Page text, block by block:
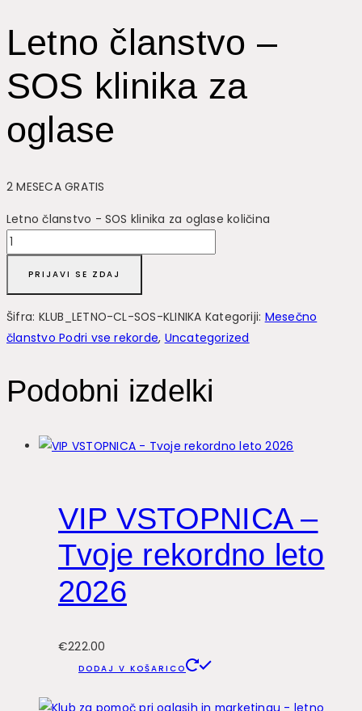
Letno članstvo –
SOS klinika za
oglase
2 MESECA GRATIS
Letno članstvo - SOS klinika za oglase količina
PRIJAVI SE ZDAJ
Šifra: KLUB_LETNO-CL-SOS-KLINIKA Kategoriji: Mesečno
članstvo Podri vse rekorde, Uncategorized
Podobni izdelki
VIP VSTOPNICA –
Tvoje rekordno leto
2026
€222.00
DODAJ V KOŠARICO